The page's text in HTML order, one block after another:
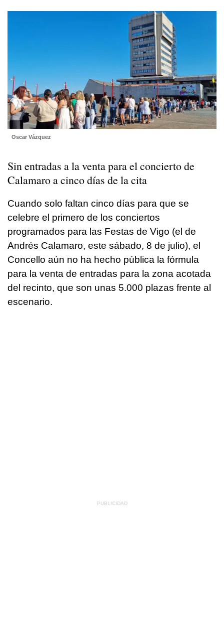
Oscar Vázquez
Sin entradas a la venta para el concierto de
Calamaro a cinco días de la cita
Cuando solo faltan cinco días para que se
celebre el primero de los conciertos
programados para las Festas de Vigo (el de
Andrés Calamaro, este sábado, 8 de julio), el
Concello aún no ha hecho pública la fórmula
para la venta de entradas para la zona acotada
del recinto, que son unas 5.000 plazas frente al
escenario.